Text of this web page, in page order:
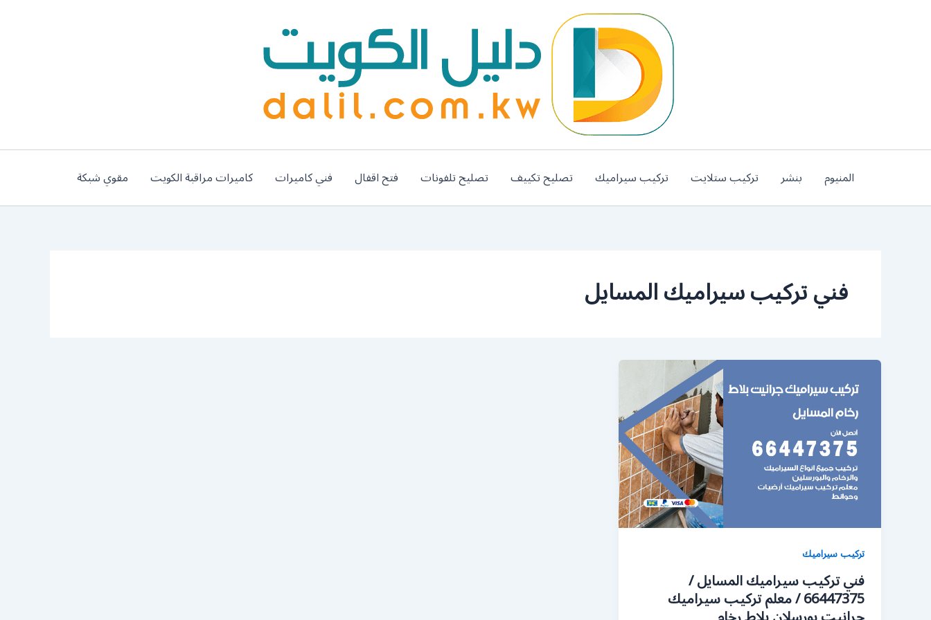
المنيوم بنشر تركيب ستلايت تركيب سيراميك تصليح تكييف تصليح تلفونات فتح اقفال فني كاميرات كاميرات مراقبة الكويت مقوي شبكة
فني تركيب سيراميك المسايل
تركيب سيراميك
فني تركيب سيراميك المسايل /
66447375 / معلم تركيب سيراميك